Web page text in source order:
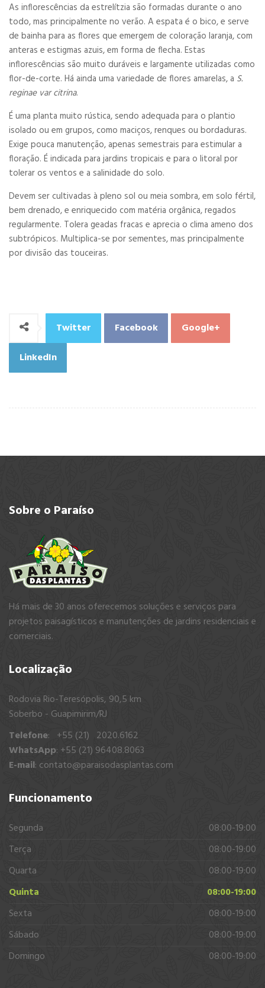
As inflorescências da estrelítzia são formadas durante o ano
todo, mas principalmente no verão. A espata é o bico, e serve
de bainha para as flores que emergem de coloração laranja, com
anteras e estigmas azuis, em forma de flecha. Estas
inflorescências são muito duráveis e largamente utilizadas como
flor-de-corte. Há ainda uma variedade de flores amarelas, a S.
reginae var citrina.
É uma planta muito rústica, sendo adequada para o plantio
isolado ou em grupos, como maciços, renques ou bordaduras.
Exige pouca manutenção, apenas semestrais para estimular a
floração. É indicada para jardins tropicais e para o litoral por
tolerar os ventos e a salinidade do solo.
Devem ser cultivadas à pleno sol ou meia sombra, em solo fértil,
bem drenado, e enriquecido com matéria orgânica, regados
regularmente. Tolera geadas fracas e aprecia o clima ameno dos
subtrópicos. Multiplica-se por sementes, mas principalmente
por divisão das touceiras.
Twitter Facebook
Google+
LinkedIn
Sobre o Paraíso
Há mais de 30 anos oferecemos soluções e serviços para
projetos paisagísticos e manutenções de jardins residenciais e
comerciais.
Localização
Rodovia Rio-Teresópolis, 90,5 km
Soberbo - Guapimirim/RJ
Telefone: +55 (21) 2020.6162
WhatsApp: +55 (21) 96408.8063
E-mail: contato@paraisodasplantas.com
Funcionamento
Segunda
08:00-19:00
Terça
08:00-19:00
Quarta
08:00-19:00
Quinta
08:00-19:00
Sexta
08:00-19:00
Sábado
08:00-19:00
Domingo
08:00-19:00